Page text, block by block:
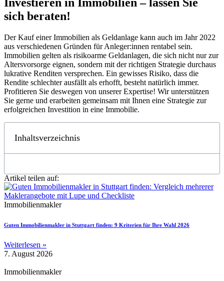
sich beraten!
Der Kauf einer Immobilien als Geldanlage kann auch im Jahr 2022
aus verschiedenen Gründen für Anleger:innen rentabel sein.
Immobilien gelten als risikoarme Geldanlagen, die sich nicht nur zur
Altersvorsorge eignen, sondern mit der richtigen Strategie durchaus
lukrative Renditen versprechen. Ein gewisses Risiko, dass die
Rendite schlechter ausfällt als erhofft, besteht natürlich immer.
Profitieren Sie deswegen von unserer Expertise! Wir unterstützen
Sie gerne und erarbeiten gemeinsam mit Ihnen eine Strategie zur
erfolgreichen Investition in eine Immobilie.
Inhaltsverzeichnis
Artikel teilen auf:
Immobilienmakler
Guten Immobilienmakler in Stuttgart finden: 9 Kriterien für Ihre Wahl 2026
Weiterlesen »
7. August 2026
Immobilienmakler